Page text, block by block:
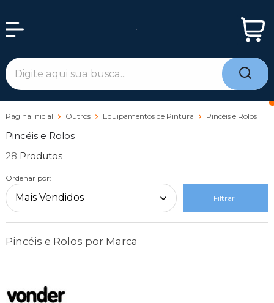
Página Inicial Outros Equipamentos de Pintura Pincéis e Rolos
Pincéis e Rolos
28
Ordenar por:
Filtrar
Pincéis e Rolos por Marca